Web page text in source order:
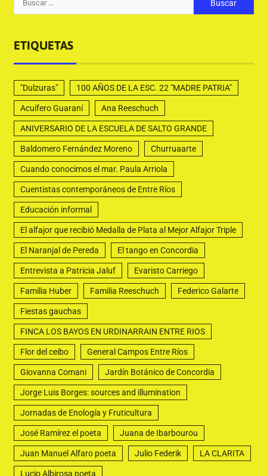
ETIQUETAS
"Dulzuras" 100 AÑOS DE LA ESC. 22 "MADRE PATRIA"
Acuífero Guaraní Ana Reeschuch
ANIVERSARIO DE LA ESCUELA DE SALTO GRANDE
Baldomero Fernández Moreno Churruaarte
Cuando conocimos el mar. Paula Arriola
Cuentistas contemporáneos de Entre Ríos
Educación informal
El alfajor que recibió Medalla de Plata al Mejor Alfajor Triple
El Naranjal de Pereda El tango en Concordia
Entrevista a Patricia Jaluf Evaristo Carriego
Familia Huber Familia Reeschuch Federico Galarte
Fiestas gauchas
FINCA LOS BAYOS EN URDINARRAIN ENTRE RIOS
Flor del ceibo General Campos Entre Ríos
Giovanna Comani Jardín Botánico de Concordia
Jorge Luis Borges: sources and illumination
Jornadas de Enología y Fruticultura
José Ramírez el poeta Juana de Ibarbourou
Juan Manuel Alfaro poeta Julio Federik LA CLARITA
Lucio Albirosa poeta